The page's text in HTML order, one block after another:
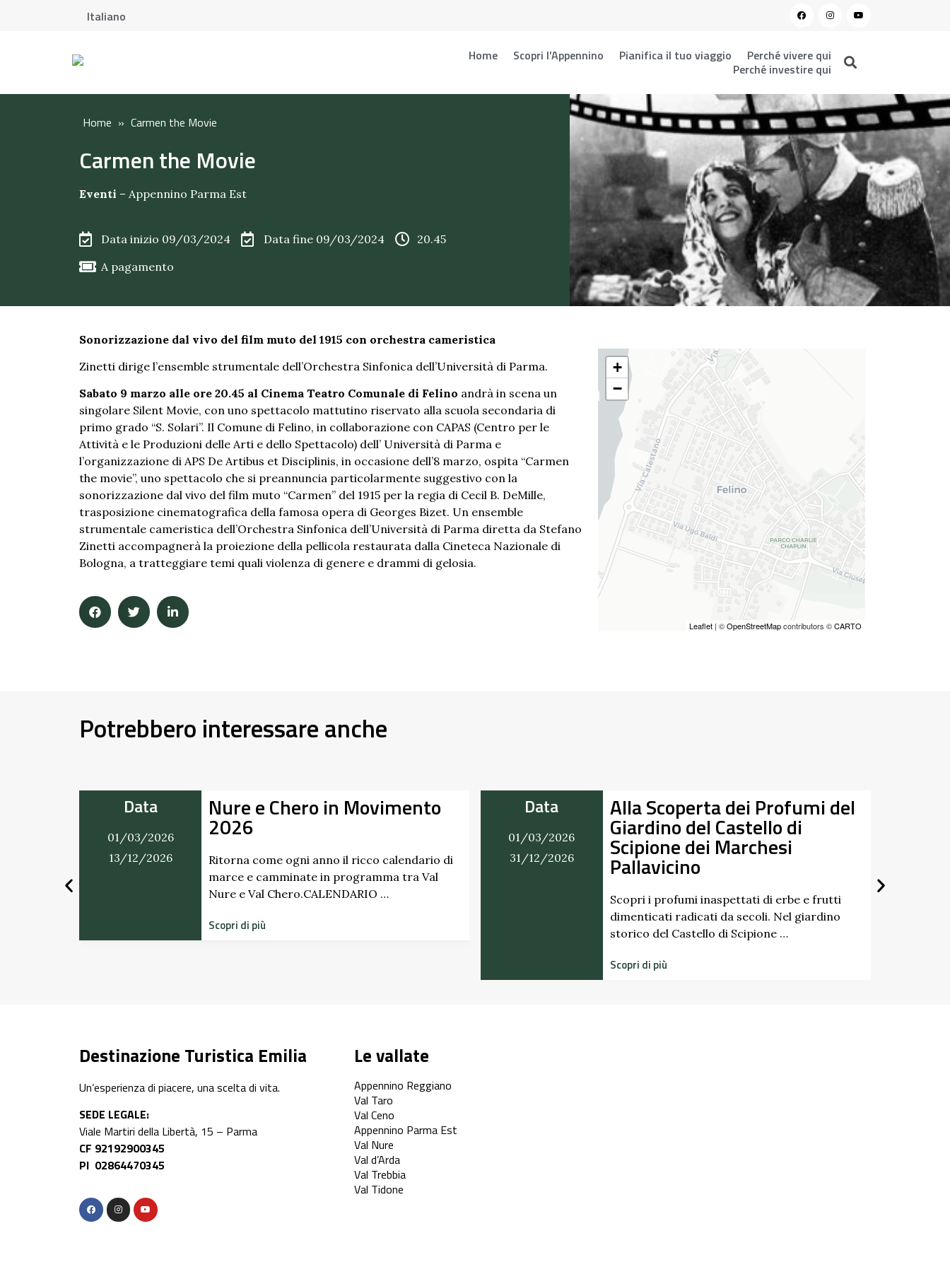
Italiano
Home Scopri l’Appennino Pianifica il tuo viaggio
Perché vivere qui
Perché investire qui
Home » Carmen the Movie
Carmen the Movie
Eventi – Appennino Parma Est
Data inizio 09/03/2024 Data fine 09/03/2024
20.45
A pagamento
Sonorizzazione dal vivo del film muto del 1915 con orchestra cameristica
Zinetti dirige l’ensemble strumentale dell’Orchestra Sinfonica dell’Università di Parma.
Sabato 9 marzo alle ore 20.45 al Cinema Teatro Comunale di Felino andrà in scena un
singolare Silent Movie, con uno spettacolo mattutino riservato alla scuola secondaria di
primo grado “S. Solari”. Il Comune di Felino, in collaborazione con CAPAS (Centro per le
Attività e le Produzioni delle Arti e dello Spettacolo) dell’ Università di Parma e
l’organizzazione di APS De Artibus et Disciplinis, in occasione dell’8 marzo, ospita “Carmen
the movie”, uno spettacolo che si preannuncia particolarmente suggestivo con la
sonorizzazione dal vivo del film muto “Carmen” del 1915 per la regia di Cecil B. DeMille,
trasposizione cinematografica della famosa opera di Georges Bizet. Un ensemble
strumentale cameristica dell’Orchestra Sinfonica dell’Università di Parma diretta da Stefano
Zinetti accompagnerà la proiezione della pellicola restaurata dalla Cineteca Nazionale di
Bologna, a tratteggiare temi quali violenza di genere e drammi di gelosia.
+
−
Leaflet | ©OpenStreetMapcontributors ©CARTO
Potrebbero interessare anche
in Movimento
anno il ricco calendario di
in programma tra Val
…
Data
01/03/2026
31/12/2026
Alla Scoperta dei Profumi del
Pallavicino
Scopri i profumi inaspettati di erbe e frutti
Data
07/03/2026
27/09/2026
Tra Taro e Ceno alla
Riscoperta dei Fiumi Gemelli
paesaggi dell’Appennino: è questo lo spirito
di “Tra Taro e Ceno”, un’iniziativa …
Scopri di più
Destinazione Turistica Emilia
Un’esperienza di piacere, una scelta di vita.
SEDE LEGALE:
Viale Martiri della Libertà, 15 – Parma
CF 92192900345
PI 02864470345
Le vallate
Appennino Reggiano
Val Taro
Val Ceno
Appennino Parma Est
Val Nure
Val d’Arda
Val Trebbia
Val Tidone